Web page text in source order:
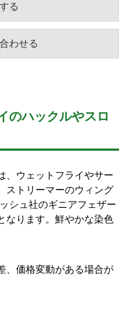
る
わせる
のハックルやスロ
、ウェットフライやサー
ストリーマーのウィング
シュ社のギニアフェザー
なります。鮮やかな染色
、価格変動がある場合が